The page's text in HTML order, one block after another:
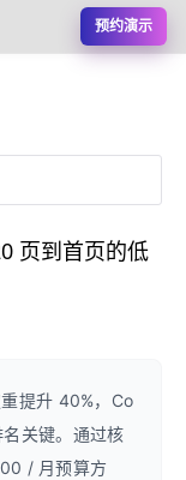
预约演示
页到首页的低
提升 40%，Co
关键。通过核
/ 月预算方